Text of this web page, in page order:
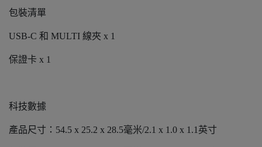
包裝清單
USB-C 和 MULTI 線夾 x 1
保證卡 x 1
科技數據
產品尺寸：54.5 x 25.2 x 28.5毫米/2.1 x 1.0 x 1.1英寸